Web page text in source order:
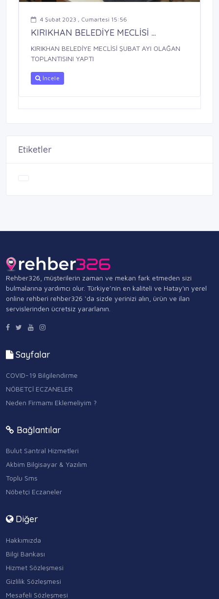
4 Şubat 2023 , Cumartesi 15:56
KIRIKHAN BELEDİYE MECLİSİ ...
KIRIKHAN BELEDİYE MECLİSİ ŞUBAT AYI OLAĞAN
TOPLANTISINI YAPTI
İncele
Etiketler
Rehber326, müşterilerin zaman ve mekan fark etmeden sizi
bulmalarına yardımcı olur. Türkiye’nin en kaliteli ve Hatay'ın yerel
online rehberi rehber326 ‘da sizde yerinizi alın, ürün ve ilan
servislerinden ücretsiz yararlanın.
Sayfalar
COVID-19 Bilgilendirme
NÖBETÇİ ECZANELER
Neden Firmamı Eklemeliyim ?
Bağlantılar
Bulut Santral Hizmetleri
Akbim Bilgisayar & Yazılım
Toplu Sms
Nöbetçi Eczaneler
Diğer
Hakkımızda
Bilgi Bankası
Hizmet Sözleşmesi
Gizlilik Sözleşmesi
Mesafeli Sözleşmesi